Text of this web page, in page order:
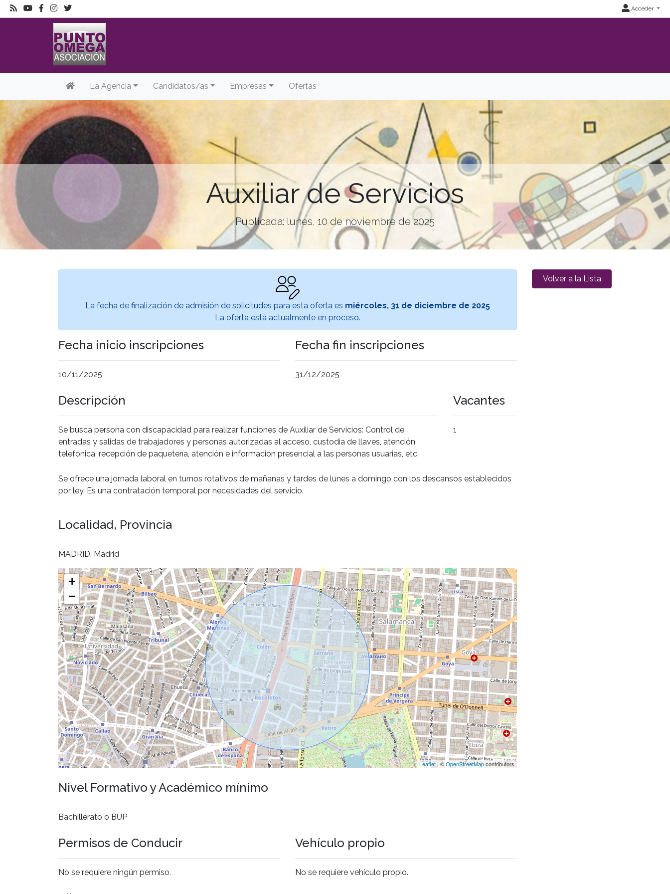
Acceder
La Agencia Candidatos/as Empresas Ofertas
Auxiliar de Servicios
Publicada: lunes, 10 de noviembre de 2025
La fecha de finalización de admisión de solicitudes para esta oferta es miércoles, 31 de diciembre de 2025
La oferta está actualmente en proceso.
Fecha inicio inscripciones
10/11/2025
Fecha fin inscripciones
31/12/2025
Descripción
Se busca persona con discapacidad para realizar funciones de Auxiliar de Servicios: Control de
entradas y salidas de trabajadores y personas autorizadas al acceso, custodia de llaves, atención
telefónica, recepción de paquetería, atención e información presencial a las personas usuarias, etc.
Vacantes
1
Se ofrece una jornada laboral en turnos rotativos de mañanas y tardes de lunes a domingo con los descansos establecidos
por ley. Es una contratación temporal por necesidades del servicio.
Localidad, Provincia
MADRID, Madrid
+
−
Leaflet| ©OpenStreetMapcontributors
Nivel Formativo y Académico mínimo
Bachillerato o BUP
Permisos de Conducir
No se requiere ningún permiso.
Vehículo propio
No se requiere vehículo propio.
Volver a la Lista